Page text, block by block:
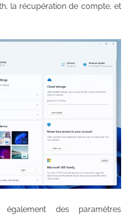
la récupération de compte, et
des paramètres